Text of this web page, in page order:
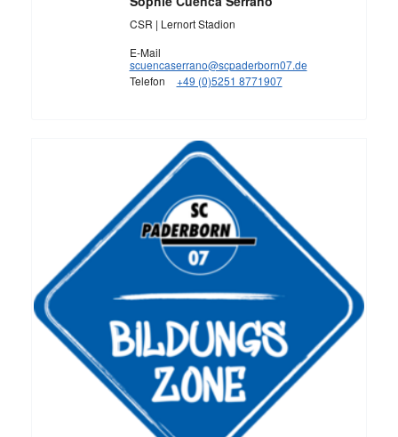
CSR | Lernort Stadion
E-Mail
scuencaserrano@scpaderborn07.de
Telefon
+49 (0)5251 8771907